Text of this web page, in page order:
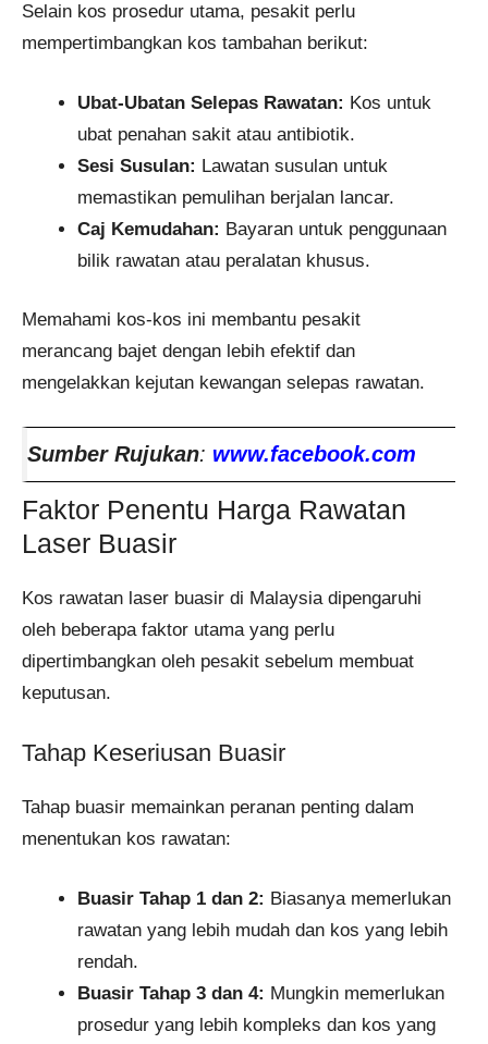
Selain kos prosedur utama, pesakit perlu
mempertimbangkan kos tambahan berikut:
Ubat-Ubatan Selepas Rawatan: Kos untuk
ubat penahan sakit atau antibiotik.
Sesi Susulan: Lawatan susulan untuk
memastikan pemulihan berjalan lancar.
Caj Kemudahan: Bayaran untuk penggunaan
bilik rawatan atau peralatan khusus.
Memahami kos-kos ini membantu pesakit
merancang bajet dengan lebih efektif dan
mengelakkan kejutan kewangan selepas rawatan.
Sumber Rujukan: www.facebook.com
Faktor Penentu Harga Rawatan
Laser Buasir
Kos rawatan laser buasir di Malaysia dipengaruhi
oleh beberapa faktor utama yang perlu
dipertimbangkan oleh pesakit sebelum membuat
keputusan.
Tahap Keseriusan Buasir
Tahap buasir memainkan peranan penting dalam
menentukan kos rawatan:
Buasir Tahap 1 dan 2: Biasanya memerlukan
rawatan yang lebih mudah dan kos yang lebih
rendah.
Buasir Tahap 3 dan 4: Mungkin memerlukan
prosedur yang lebih kompleks dan kos yang